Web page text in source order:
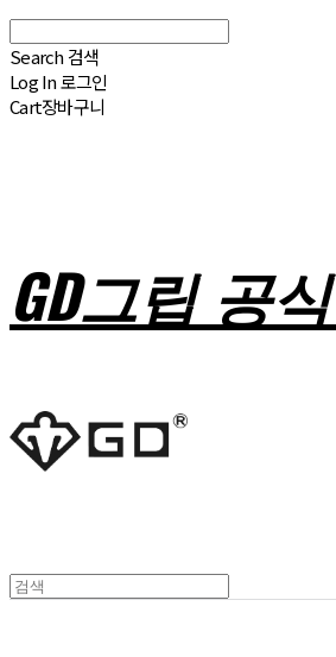
Search 검색
Log In로그인
Cart장바구니
GD그립 공